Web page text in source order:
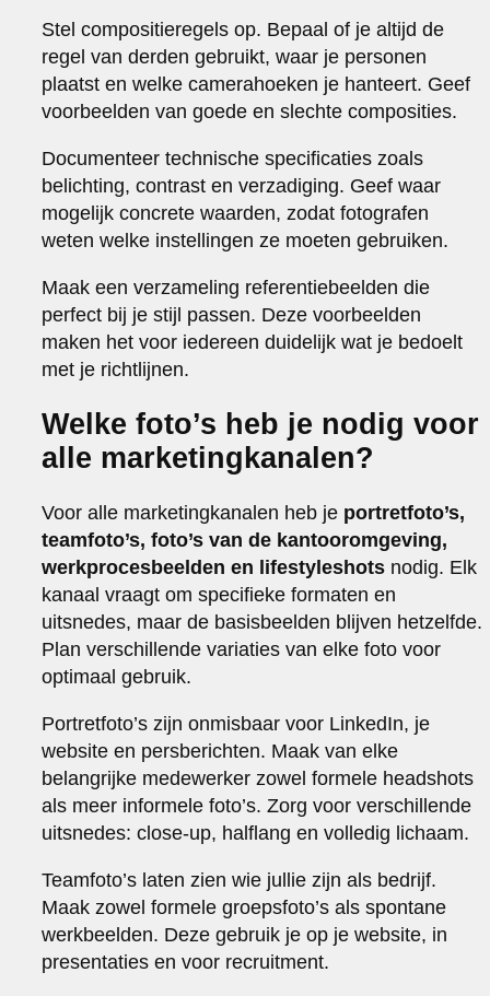
Stel compositieregels op. Bepaal of je altijd de
regel van derden gebruikt, waar je personen
plaatst en welke camerahoeken je hanteert. Geef
voorbeelden van goede en slechte composities.
Documenteer technische specificaties zoals
belichting, contrast en verzadiging. Geef waar
mogelijk concrete waarden, zodat fotografen
weten welke instellingen ze moeten gebruiken.
Maak een verzameling referentiebeelden die
perfect bij je stijl passen. Deze voorbeelden
maken het voor iedereen duidelijk wat je bedoelt
met je richtlijnen.
Welke foto’s heb je nodig voor
alle marketingkanalen?
Voor alle marketingkanalen heb je portretfoto’s,
teamfoto’s, foto’s van de kantooromgeving,
werkprocesbeelden en lifestyleshots nodig. Elk
kanaal vraagt om specifieke formaten en
uitsnedes, maar de basisbeelden blijven hetzelfde.
Plan verschillende variaties van elke foto voor
optimaal gebruik.
Portretfoto’s zijn onmisbaar voor LinkedIn, je
website en persberichten. Maak van elke
belangrijke medewerker zowel formele headshots
als meer informele foto’s. Zorg voor verschillende
uitsnedes: close-up, halflang en volledig lichaam.
Teamfoto’s laten zien wie jullie zijn als bedrijf.
Maak zowel formele groepsfoto’s als spontane
werkbeelden. Deze gebruik je op je website, in
presentaties en voor recruitment.